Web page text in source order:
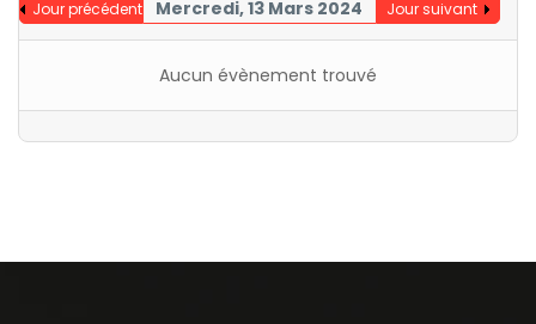
Jour précédent Mercredi, 13 Mars 2024 Jour suivant
Aucun évènement trouvé